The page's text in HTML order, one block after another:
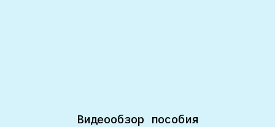
Видеообзор пособия